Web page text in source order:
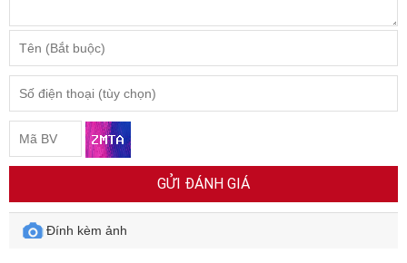
GỬI ĐÁNH GIÁ
Đính kèm ảnh